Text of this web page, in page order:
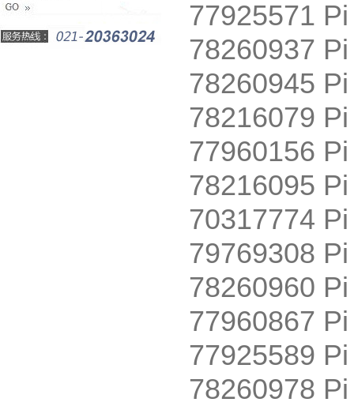
77925571
78260937
78260945
78216079
77960156
78216095
70317774
79769308
78260960
77960867
77925589
78260978